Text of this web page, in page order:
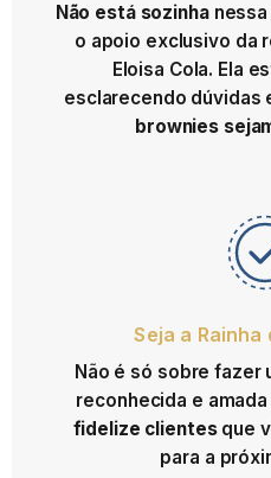
Não está sozinhanessa
o apoio exclusivo da
Eloisa Cola. Ela
esclarecendo dúvidas
brownies
Seja a Rainha
Não é só sobre fazer
reconhecida e
fidelize clientesque
para a